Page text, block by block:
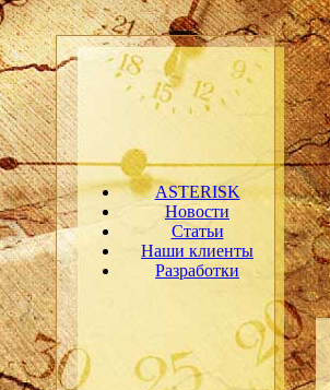
ASTERISK
Новости
Статьи
Наши клиенты
Разработки